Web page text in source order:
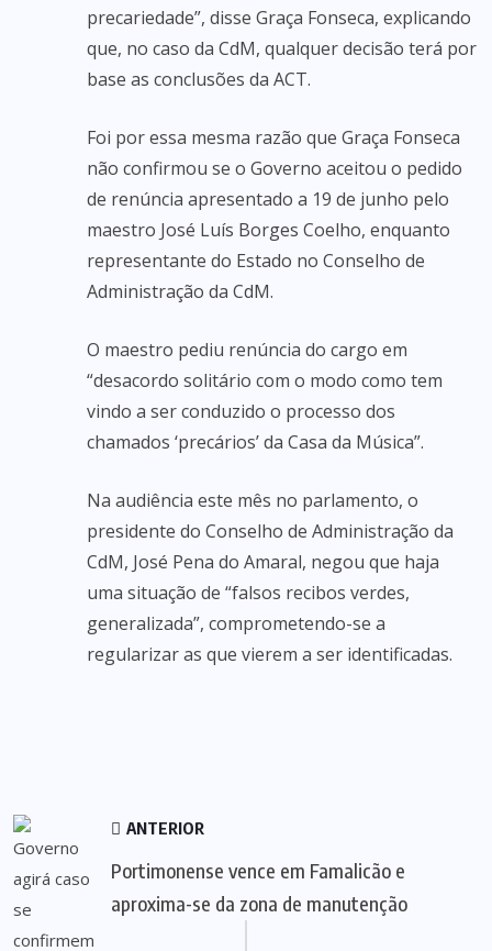
precariedade”, disse Graça Fonseca, explicando
que, no caso da CdM, qualquer decisão terá por
base as conclusões da ACT.
Foi por essa mesma razão que Graça Fonseca
não confirmou se o Governo aceitou o pedido
de renúncia apresentado a 19 de junho pelo
maestro José Luís Borges Coelho, enquanto
representante do Estado no Conselho de
Administração da CdM.
O maestro pediu renúncia do cargo em
“desacordo solitário com o modo como tem
vindo a ser conduzido o processo dos
chamados ‘precários’ da Casa da Música”.
Na audiência este mês no parlamento, o
presidente do Conselho de Administração da
CdM, José Pena do Amaral, negou que haja
uma situação de “falsos recibos verdes,
generalizada”, comprometendo-se a
regularizar as que vierem a ser identificadas.
ANTERIOR
Portimonense vence em Famalicão e
aproxima-se da zona de manutenção